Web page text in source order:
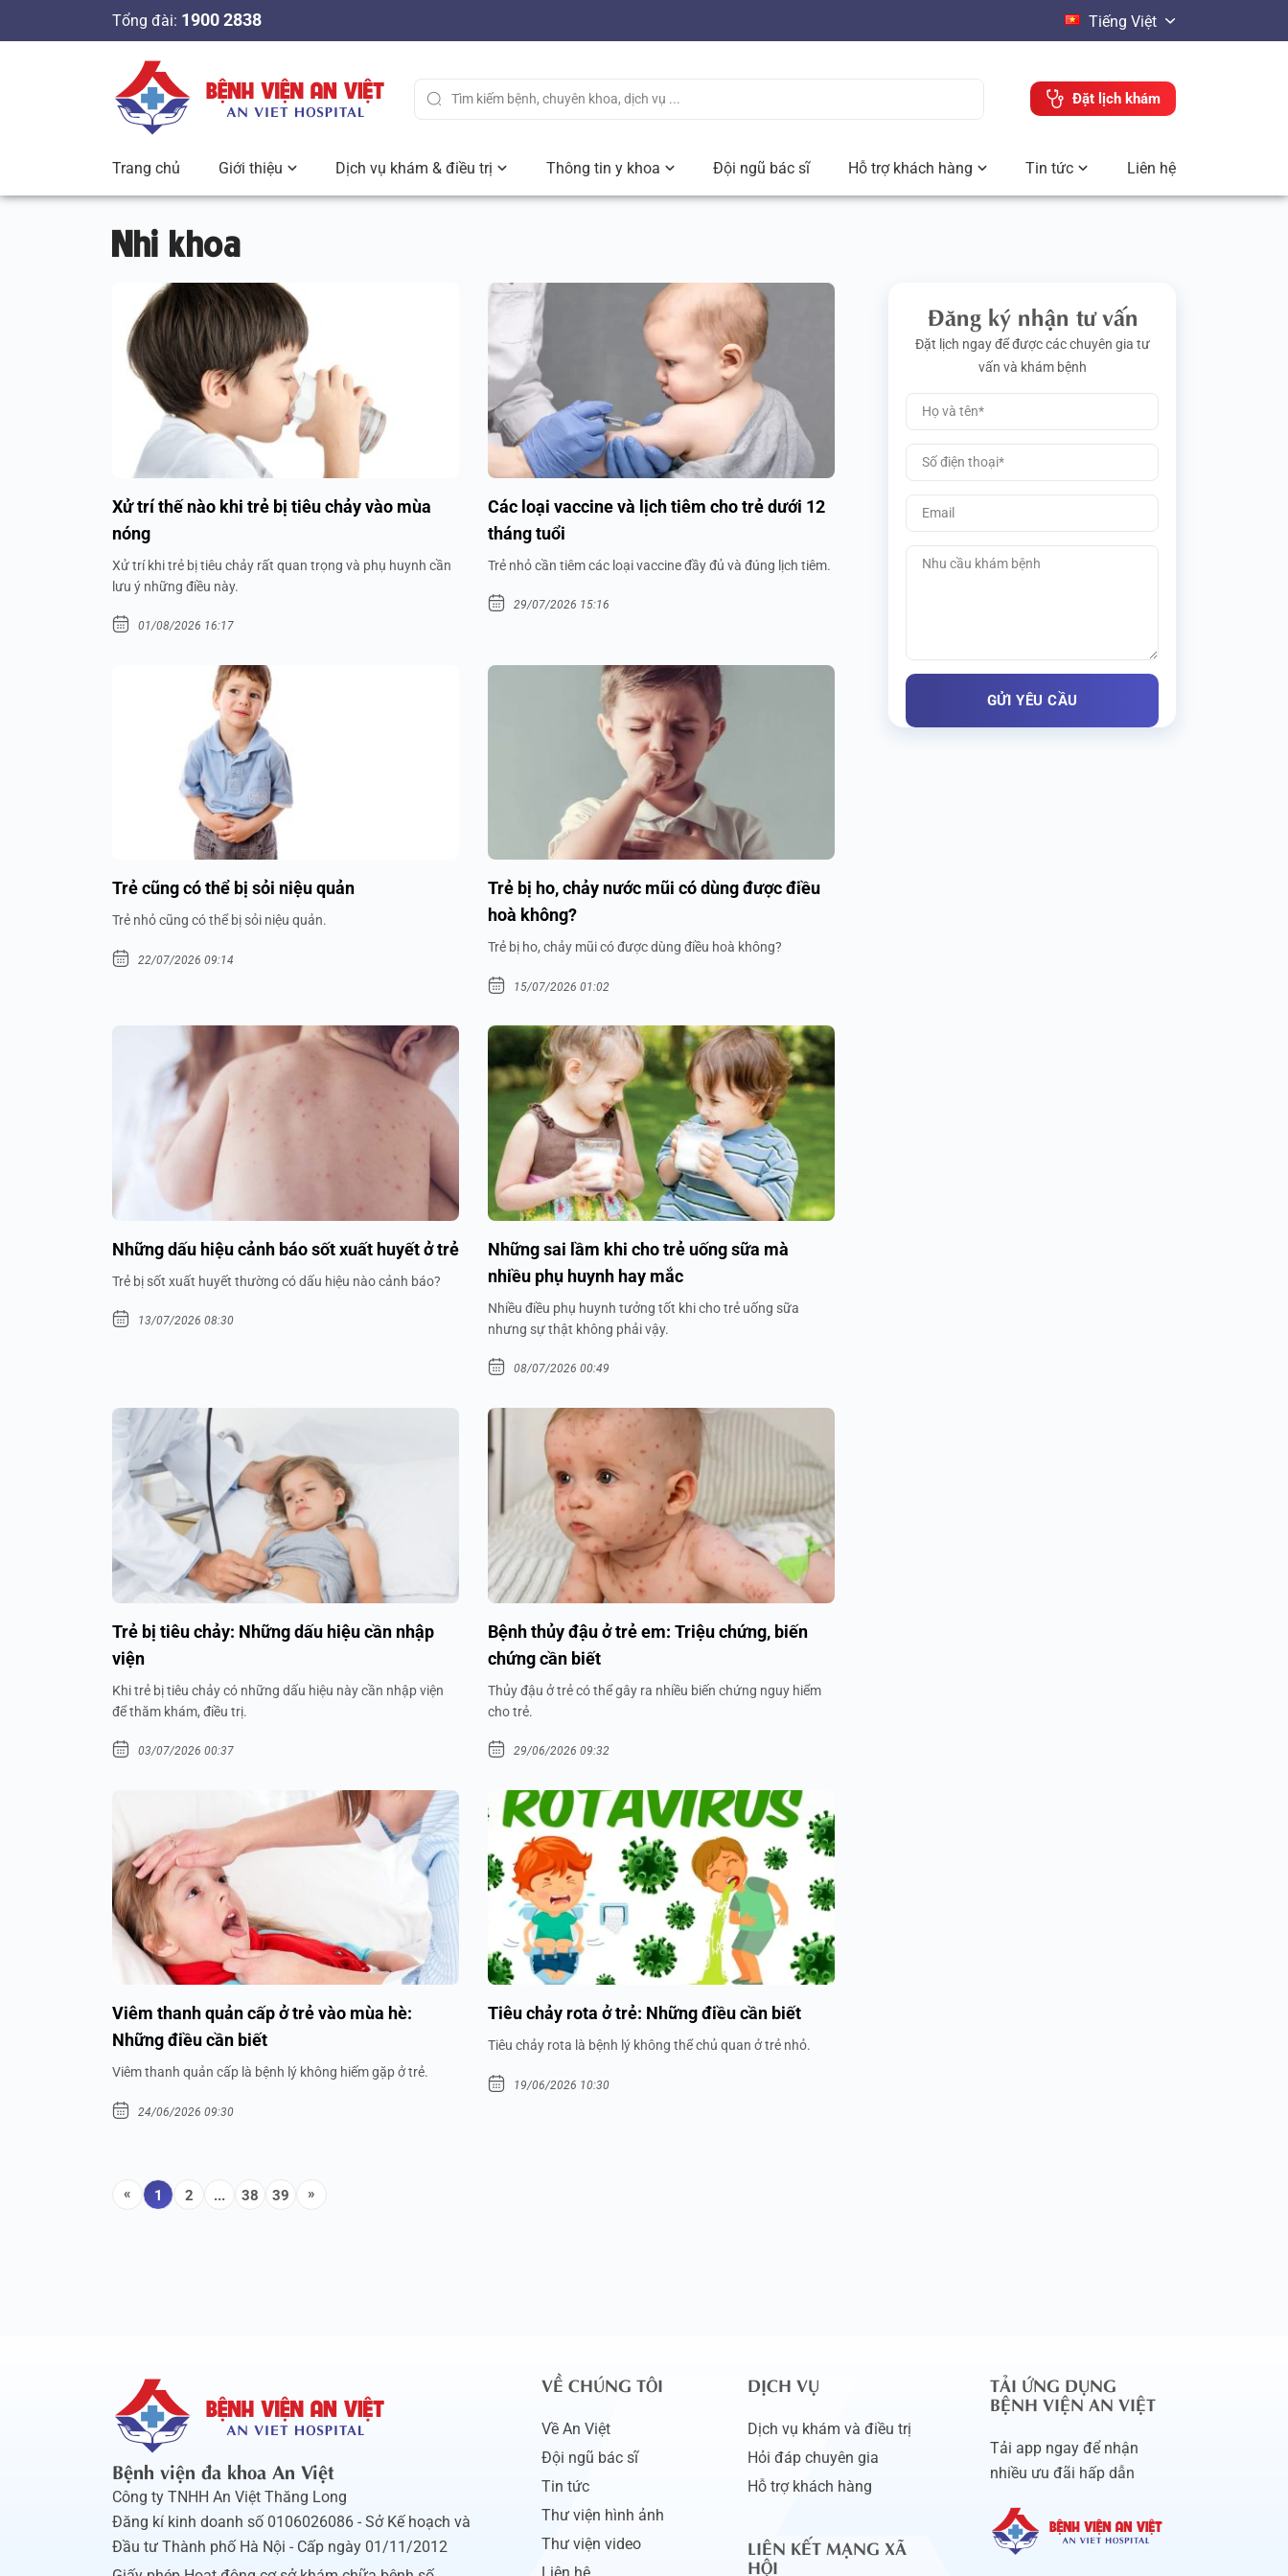
n
Tổng đài: 1900 2838 Tiếng Việt
Đặt lịch khám
Trang chủ Giới thiệu Dịch vụ khám & điều trị Thông tin y khoa Đội ngũ bác sĩ Hỗ trợ khách hàng Tin tức Liên hệ
Nhi khoa
Xử trí thế nào khi trẻ bị tiêu chảy vào mùa
nóng
Xử trí khi trẻ bị tiêu chảy rất quan trọng và phụ huynh cần
lưu ý những điều này.
01/08/2026 16:17
Các loại vaccine và lịch tiêm cho trẻ dưới 12
tháng tuổi
Trẻ nhỏ cần tiêm các loại vaccine đầy đủ và đúng lịch tiêm.
29/07/2026 15:16
Trẻ cũng có thể bị sỏi niệu quản
Trẻ nhỏ cũng có thể bị sỏi niệu quản.
22/07/2026 09:14
Trẻ bị ho, chảy nước mũi có dùng được điều
hoà không?
Trẻ bị ho, chảy mũi có được dùng điều hoà không?
15/07/2026 01:02
Những dấu hiệu cảnh báo sốt xuất huyết ở trẻ
Trẻ bị sốt xuất huyết thường có dấu hiệu nào cảnh báo?
13/07/2026 08:30
Những sai lầm khi cho trẻ uống sữa mà
nhiều phụ huynh hay mắc
Nhiều điều phụ huynh tưởng tốt khi cho trẻ uống sữa
nhưng sự thật không phải vậy.
08/07/2026 00:49
Trẻ bị tiêu chảy: Những dấu hiệu cần nhập
viện
Khi trẻ bị tiêu chảy có những dấu hiệu này cần nhập viện
để thăm khám, điều trị.
03/07/2026 00:37
Bệnh thủy đậu ở trẻ em: Triệu chứng, biến
chứng cần biết
Thủy đậu ở trẻ có thể gây ra nhiều biến chứng nguy hiểm
cho trẻ.
29/06/2026 09:32
Viêm thanh quản cấp ở trẻ vào mùa hè:
Những điều cần biết
Viêm thanh quản cấp là bệnh lý không hiếm gặp ở trẻ.
24/06/2026 09:30
Tiêu chảy rota ở trẻ: Những điều cần biết
Tiêu chảy rota là bệnh lý không thể chủ quan ở trẻ nhỏ.
19/06/2026 10:30
«Previous
1 2 ... 38 39 »Next
Đăng ký nhận tư vấn
Đặt lịch ngay để được các chuyên gia tư
vấn và khám bệnh
Bệnh viện đa khoa An Việt
Công ty TNHH An Việt Thăng Long
Đăng kí kinh doanh số 0106026086 - Sở Kế hoạch và
Đầu tư Thành phố Hà Nội - Cấp ngày 01/11/2012
VỀ CHÚNG TÔI
Về An Việt
Đội ngũ bác sĩ
Tin tức
Thư viện hình ảnh
Thư viện video
Liên hệ
DỊCH VỤ
Dịch vụ khám và điều trị
Hỏi đáp chuyên gia
Hỗ trợ khách hàng
LIÊN KẾT MẠNG XÃ
HỘI
TẢI ỨNG DỤNG
BỆNH VIỆN AN VIỆT
Tải app ngay để nhận
nhiều ưu đãi hấp dẫn